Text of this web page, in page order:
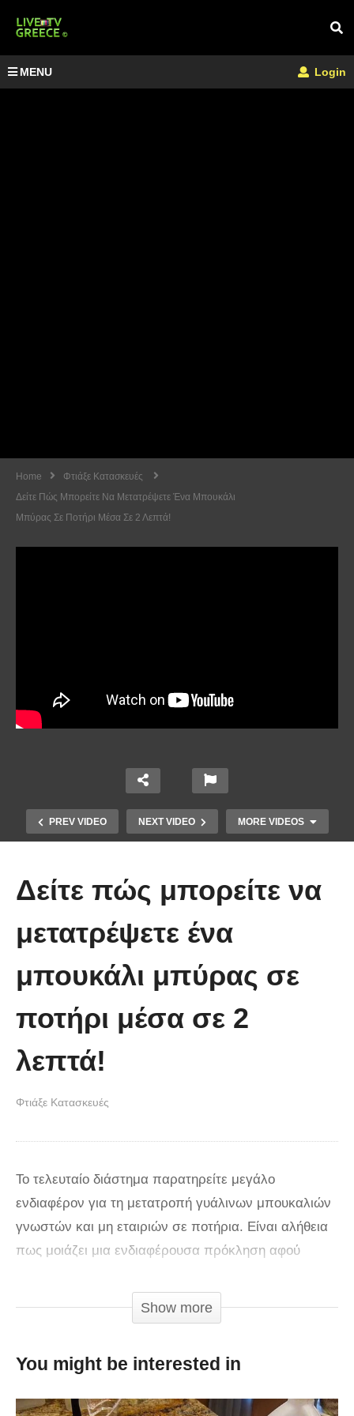
MENU Login
Home
Φτιάξε Κατασκευές
Δείτε Πώς Μπορείτε Να Μετατρέψετε Ένα Μπουκάλι
Μπύρας Σε Ποτήρι Μέσα Σε 2 Λεπτά!
PREV VIDEO NEXT VIDEO MORE VIDEOS
Χειροποίητα Κοσμήματα από
σίδερο σιδερώματος!
Δείτε πώς μπορείτε να
μετατρέψετε ένα
μπουκάλι μπύρας σε
ποτήρι μέσα σε 2
λεπτά!
Φτιάξε Κατασκευές
Το τελευταίο διάστημα παρατηρείτε μεγάλο
ενδιαφέρον για τη μετατροπή γυάλινων μπουκαλιών
γνωστών και μη εταιριών σε ποτήρια. Είναι αλήθεια
πως μοιάζει μια ενδιαφέρουσα πρόκληση αφού
εντυπωσιάσετε τους καλεσμένους σας. Δεν
χρειάζεστε ειδικό εξοπλισμό για αυτό καθώς
πιο σημαντικές ιδιότητες του γυαλιού. Είναι γνωστό
Show more
You might be interested in